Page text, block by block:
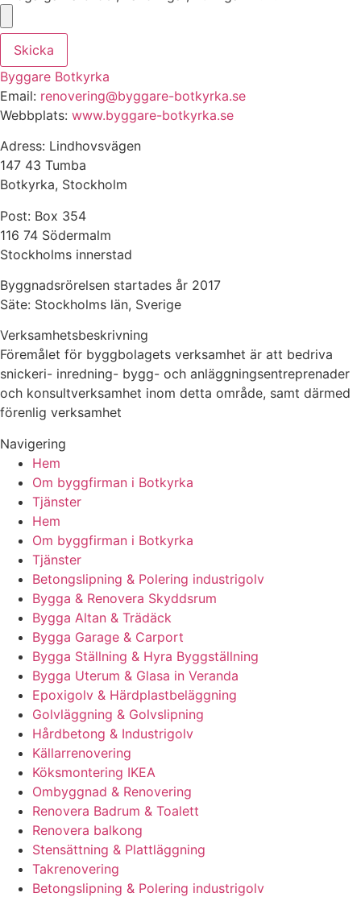
Skicka
Byggare Botkyrka
Email: renovering@byggare-botkyrka.se
Webbplats: www.byggare-botkyrka.se
Adress: Lindhovsvägen
147 43 Tumba
Botkyrka, Stockholm
Post: Box 354
116 74 Södermalm
Stockholms innerstad
Byggnadsrörelsen startades år 2017
Säte: Stockholms län, Sverige
Verksamhetsbeskrivning
Föremålet för byggbolagets verksamhet är att bedriva
snickeri- inredning- bygg- och anläggningsentreprenader
och konsultverksamhet inom detta område, samt därmed
förenlig verksamhet
Navigering
Hem
Om byggfirman i Botkyrka
Tjänster
Hem
Om byggfirman i Botkyrka
Tjänster
Betongslipning & Polering industrigolv
Bygga & Renovera Skyddsrum
Bygga Altan & Trädäck
Bygga Garage & Carport
Bygga Ställning & Hyra Byggställning
Bygga Uterum & Glasa in Veranda
Epoxigolv & Härdplastbeläggning
Golvläggning & Golvslipning
Hårdbetong & Industrigolv
Källarrenovering
Köksmontering IKEA
Ombyggnad & Renovering
Renovera Badrum & Toalett
Renovera balkong
Stensättning & Plattläggning
Takrenovering
Betongslipning & Polering industrigolv